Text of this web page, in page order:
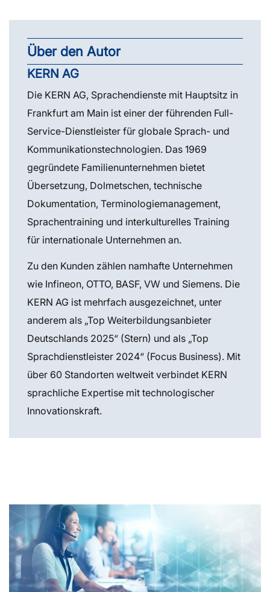
Über den Autor
KERN AG
Die KERN AG, Sprachendienste mit Hauptsitz in
Frankfurt am Main ist einer der führenden Full-
Service-Dienstleister für globale Sprach- und
Kommunikationstechnologien. Das 1969
gegründete Familienunternehmen bietet
Übersetzung, Dolmetschen, technische
Dokumentation, Terminologiemanagement,
Sprachentraining und interkulturelles Training
für internationale Unternehmen an.
Zu den Kunden zählen namhafte Unternehmen
wie Infineon, OTTO, BASF, VW und Siemens. Die
KERN AG ist mehrfach ausgezeichnet, unter
anderem als „Top Weiterbildungsanbieter
Deutschlands 2025“ (Stern) und als „Top
Sprachdienstleister 2024“ (Focus Business). Mit
über 60 Standorten weltweit verbindet KERN
sprachliche Expertise mit technologischer
Innovationskraft.